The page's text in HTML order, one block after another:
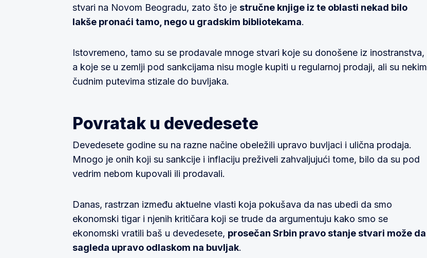
stvari na Novom Beogradu, zato što je stručne knjige iz te oblasti nekad bilo
lakše pronaći tamo, nego u gradskim bibliotekama.
Istovremeno, tamo su se prodavale mnoge stvari koje su donošene iz inostranstva,
a koje se u zemlji pod sankcijama nisu mogle kupiti u regularnoj prodaji, ali su nekim
čudnim putevima stizale do buvljaka.
Povratak u devedesete
Devedesete godine su na razne načine obeležili upravo buvljaci i ulična prodaja.
Mnogo je onih koji su sankcije i inflaciju preživeli zahvaljujući tome, bilo da su pod
vedrim nebom kupovali ili prodavali.
Danas, rastrzan između aktuelne vlasti koja pokušava da nas ubedi da smo
ekonomski tigar i njenih kritičara koji se trude da argumentuju kako smo se
ekonomski vratili baš u devedesete, prosečan Srbin pravo stanje stvari može da
sagleda upravo odlaskom na buvljak.